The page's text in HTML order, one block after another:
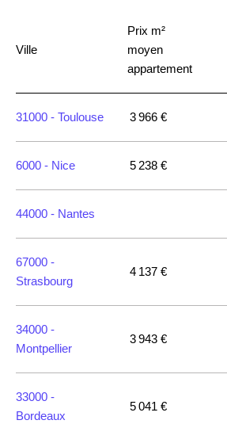
Ville
Prix m²
moyen
appartement
31000 - Toulouse 3 966 €
6000 - Nice 5 238 €
44000 - Nantes
67000 -
Strasbourg
4 137 €
34000 -
Montpellier
3 943 €
33000 -
Bordeaux
5 041 €